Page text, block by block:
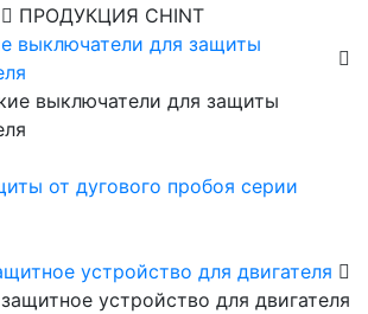
ПРОДУКЦИЯ CHINT
выключатели для защиты
выключатели для защиты
от дугового пробоя серии
устройство для двигателя
устройство для двигателя